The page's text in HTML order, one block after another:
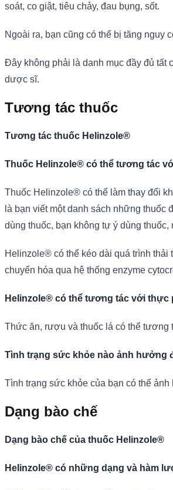
soát, co giật, tiêu chảy, đau bụng, sốt.
Ngoài ra, bạn cũng có thể bị tăng
Đây không phải là danh mục đầy đủ tất
dược sĩ.
Tương tác thuốc
Tương tác thuốc Helinzole®
Thuốc Helinzole® có thể tương tác
Thuốc Helinzole® có thể làm thay đổi
là bạn viết một danh sách những
dùng thuốc, bạn không tự ý dùng
Helinzole® có thể kéo dài quá trình
chuyển hóa qua hệ thống enzyme
Helinzole® có thể tương tác với thực
Thức ăn, rượu và thuốc lá có thể tương
Tình trạng sức khỏe nào ảnh hưởng
Tình trạng sức khỏe của bạn có thể
Dạng bào chế
Dạng bào chế của thuốc Helinzole®
Helinzole® có những dạng và hàm